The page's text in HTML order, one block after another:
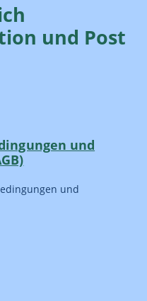
und Post
und
und